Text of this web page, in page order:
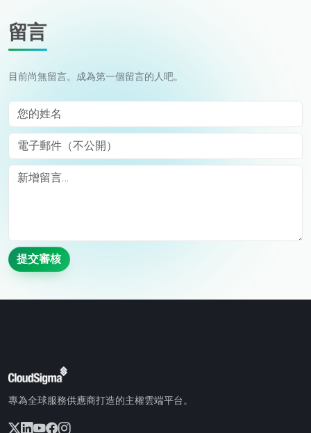
留言
目前尚無留言。成為第一個留言的人吧。
您的姓名
電子郵件（不公開）
Comment
提交審核
專為全球服務供應商打造的主權雲端平台。